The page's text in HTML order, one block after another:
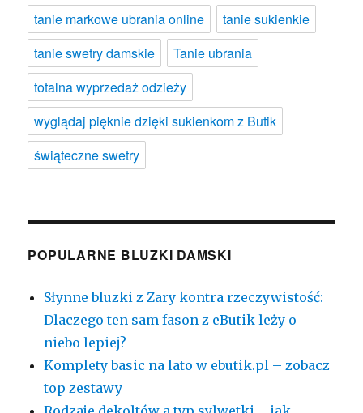
tanie markowe ubrania online
tanie sukienkie
tanie swetry damskie
Tanie ubrania
totalna wyprzedaż odzieży
wyglądaj pięknie dzięki sukienkom z Butik
świąteczne swetry
POPULARNE BLUZKI DAMSKI
Słynne bluzki z Zary kontra rzeczywistość:
Dlaczego ten sam fason z eButik leży o
niebo lepiej?
Komplety basic na lato w ebutik.pl – zobacz
top zestawy